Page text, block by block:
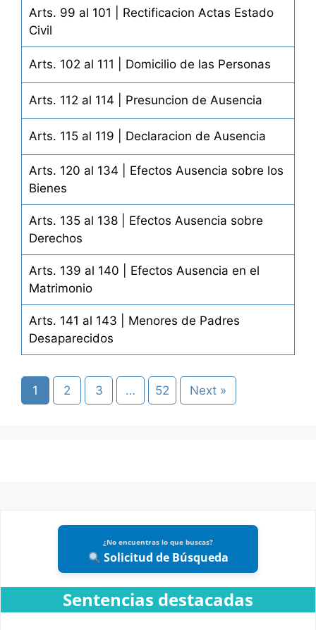
Arts. 99 al 101 | Rectificacion Actas Estado
Civil
Arts. 102 al 111 | Domicilio de las Personas
Arts. 112 al 114 | Presuncion de Ausencia
Arts. 115 al 119 | Declaracion de Ausencia
Arts. 120 al 134 | Efectos Ausencia sobre los
Bienes
Arts. 135 al 138 | Efectos Ausencia sobre
Derechos
Arts. 139 al 140 | Efectos Ausencia en el
Matrimonio
Arts. 141 al 143 | Menores de Padres
Desaparecidos
1 2 3 … 52 Next »
¿No encuentras lo que buscas?
Solicitud de Búsqueda
Sentencias destacadas